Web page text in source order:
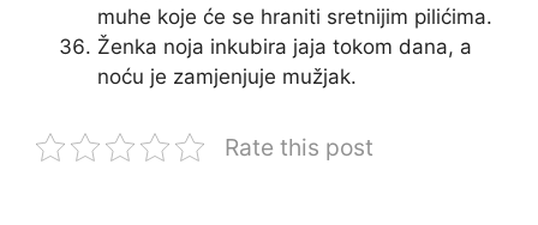
muhe koje će se hraniti sretnijim pilićima.
Ženka noja inkubira jaja tokom dana, a
noću je zamjenjuje mužjak.
Rate this post